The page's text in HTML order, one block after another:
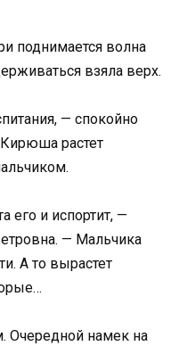
поднимается волна
взяла верх.
— спокойно
Кирюша растет
его и испортит, —
— Мальчика
А то вырастет
Очередной намек на